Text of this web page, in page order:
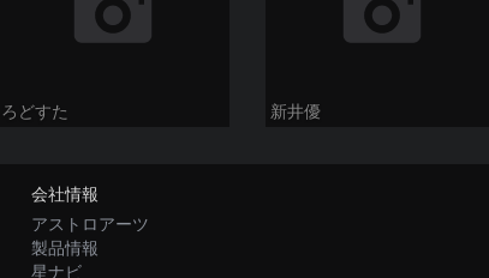
ろどすた 新井優
会社情報
アストロアーツ
製品情報
星ナビ